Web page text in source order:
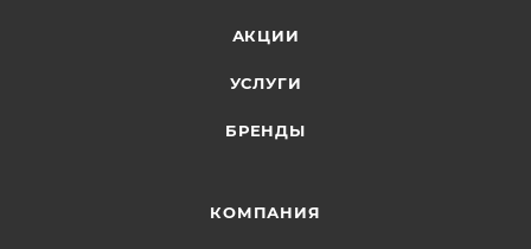
АКЦИИ
УСЛУГИ
БРЕНДЫ
КОМПАНИЯ